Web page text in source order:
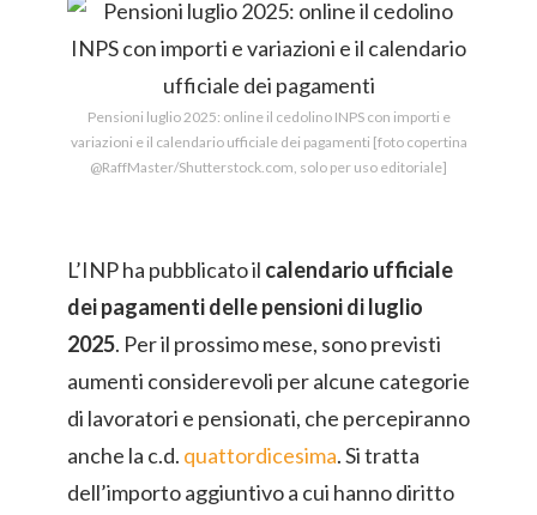
Pensioni luglio 2025: online il cedolino INPS con importi e
variazioni e il calendario ufficiale dei pagamenti [foto copertina
@RaffMaster/Shutterstock.com, solo per uso editoriale]
L’INP ha pubblicato il calendario ufficiale
dei pagamenti delle pensioni di luglio
2025. Per il prossimo mese, sono previsti
aumenti considerevoli per alcune categorie
di lavoratori e pensionati, che percepiranno
anche la c.d. quattordicesima. Si tratta
dell’importo aggiuntivo a cui hanno diritto